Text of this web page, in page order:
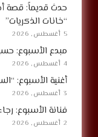
حدث قديماً: قصة
“خانات الذكريات”
5 أغسطس, 2026
مبدع الأسبوع:
4 أغسطس, 2026
أغنية الأسبوع:
3 أغسطس, 2026
فنانة الأسبوع:
2 أغسطس, 2026